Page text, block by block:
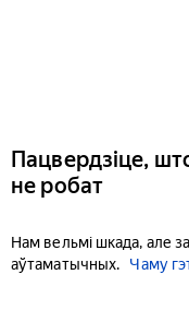
Пацвердзіце,
не робат
Нам вельмі шкада, але
аўтаматычных.
Чаму